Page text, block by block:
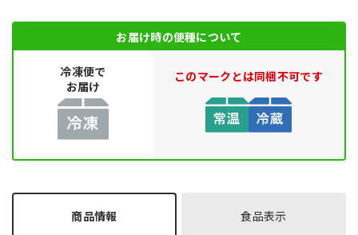
お届け時の便種について
冷凍便で
お届け
このマークとは同梱不可です
商品情報 食品表示